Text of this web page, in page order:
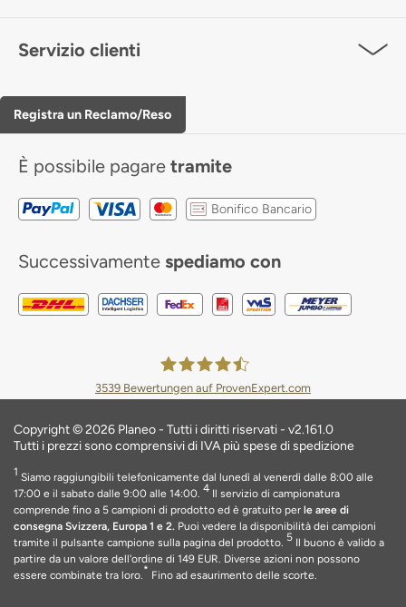
Servizio clienti
Registra un Reclamo/Reso
È possibile pagare tramite
Bonifico Bancario
Successivamente spediamo con
3539 Bewertungen auf ProvenExpert.com
Copyright © 2026 Planeo - Tutti i diritti riservati - v2.161.0
Tutti i prezzi sono comprensivi di IVA più spese di spedizione
1 Siamo raggiungibili telefonicamente dal lunedì al venerdì dalle 8:00 alle
17:00 e il sabato dalle 9:00 alle 14:00. 4 Il servizio di campionatura
comprende fino a 5 campioni di prodotto ed è gratuito per le aree di
consegna Svizzera, Europa 1 e 2. Puoi vedere la disponibilità dei campioni
tramite il pulsante campione sulla pagina del prodotto. 5 Il buono è valido a
partire da un valore dell'ordine di 149 EUR. Diverse azioni non possono
essere combinate tra loro.* Fino ad esaurimento delle scorte.